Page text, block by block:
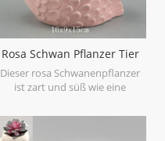
Rosa Schwan Pflanzer Tier
Mini Pflanzer Topf
Dieser rosa Schwanenpflanzer
ist zart und süß wie eine
Pflanzer für Sukkulenten,
Kräuter oder andere kleine